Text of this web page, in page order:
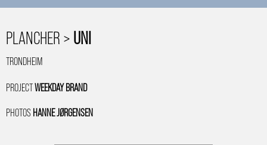
PLANCHER >UNI
TRONDHEIM
PROJECTWEEKDAY BRAND
PHOTOS HANNE JØRGENSEN